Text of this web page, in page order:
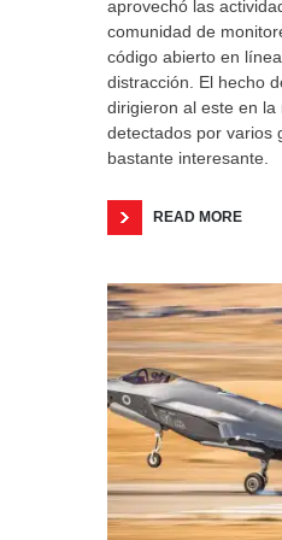
aprovechó las
comunidad de
código abierto en
distracción. El hecho
dirigieron al este en
detectados por varios
bastante interesante.
READ MORE